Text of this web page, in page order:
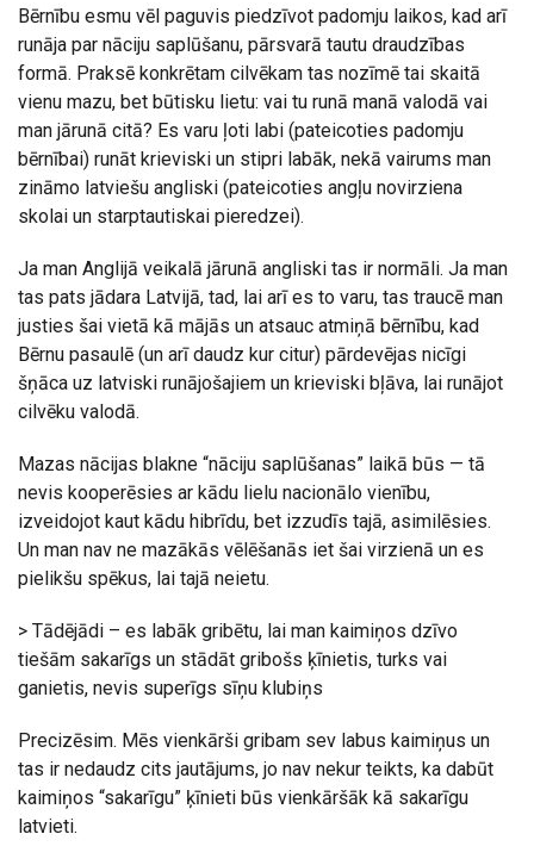
Bērnību esmu vēl paguvis piedzīvot padomju laikos, kad arī
runāja par nāciju saplūšanu, pārsvarā tautu draudzības
formā. Praksē konkrētam cilvēkam tas nozīmē tai skaitā
vienu mazu, bet būtisku lietu: vai tu runā manā valodā vai
man jārunā citā? Es varu ļoti labi (pateicoties padomju
bērnībai) runāt krieviski un stipri labāk, nekā vairums man
zināmo latviešu angliski (pateicoties angļu novirziena
skolai un starptautiskai pieredzei).
Ja man Anglijā veikalā jārunā angliski tas ir normāli. Ja man
tas pats jādara Latvijā, tad, lai arī es to varu, tas traucē man
justies šai vietā kā mājās un atsauc atmiņā bērnību, kad
Bērnu pasaulē (un arī daudz kur citur) pārdevējas nicīgi
šņāca uz latviski runājošajiem un krieviski bļāva, lai runājot
cilvēku valodā.
Mazas nācijas blakne “nāciju saplūšanas” laikā būs — tā
nevis kooperēsies ar kādu lielu nacionālo vienību,
izveidojot kaut kādu hibrīdu, bet izzudīs tajā, asimilēsies.
Un man nav ne mazākās vēlēšanās iet šai virzienā un es
pielikšu spēkus, lai tajā neietu.
> Tādējādi – es labāk gribētu, lai man kaimiņos dzīvo
tiešām sakarīgs un stādāt gribošs ķīnietis, turks vai
ganietis, nevis superīgs sīņu klubiņs
Precizēsim. Mēs vienkārši gribam sev labus kaimiņus un
tas ir nedaudz cits jautājums, jo nav nekur teikts, ka dabūt
kaimiņos “sakarīgu” ķīnieti būs vienkāršāk kā sakarīgu
latvieti.